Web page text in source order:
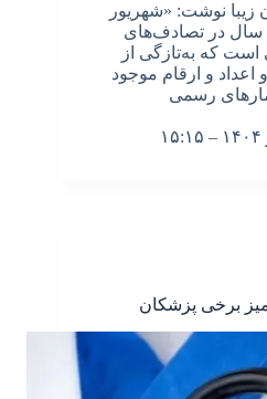
زیبا نوشت: «شهریور
سال در تصادف‌های
که به‌تازگی از
و ارقام موجود
رسمی
برخی پزشکان